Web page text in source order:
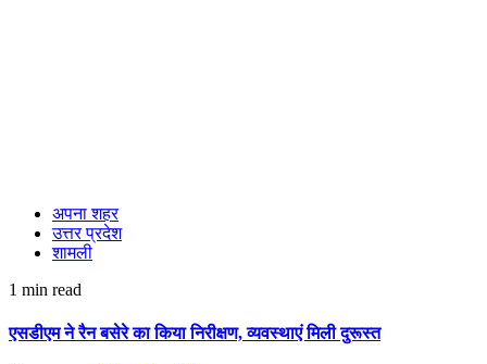
अपना शहर
उत्तर प्रदेश
शामली
1 min read
एसडीएम ने रैन बसेरे का किया निरीक्षण, व्यवस्थाएं मिली दुरूस्त